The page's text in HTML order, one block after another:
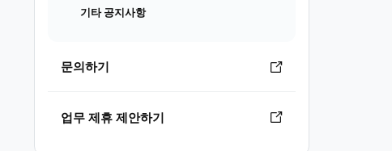
기타 공지사항
문의하기
업무 제휴 제안하기